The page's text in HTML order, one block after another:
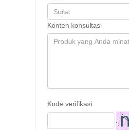
Konten konsultasi
Kode verifikasi